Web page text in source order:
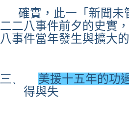
確實，此一「新聞未
二二八事件前夕的史實
八事件當年發生與擴大
三、
美援十五年的功
得與失